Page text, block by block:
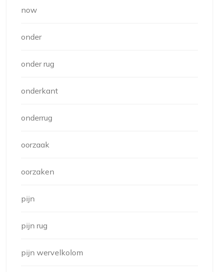
now
onder
onder rug
onderkant
onderrug
oorzaak
oorzaken
pijn
pijn rug
pijn wervelkolom